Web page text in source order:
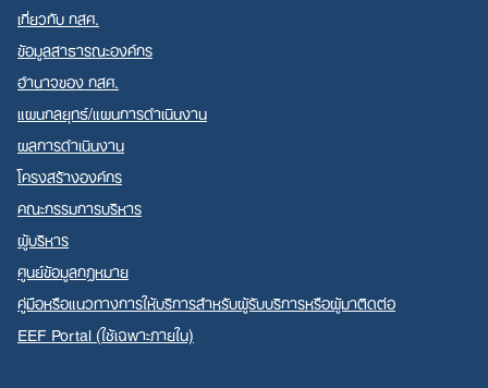
เกี่ยวกับ กสศ.
ข้อมูลสาธารณะองค์กร
อำนาจของ กสศ.
แผนกลยุทธ์/แผนการดำเนินงาน
ผลการดำเนินงาน
โครงสร้างองค์กร
คณะกรรมการบริหาร
ผู้บริหาร
ศูนย์ข้อมูลกฎหมาย
คู่มือหรือแนวทางการให้บริการสำหรับผู้รับบริการหรือผู้มาติดต่อ
EEF Portal (ใช้เฉพาะภายใน)